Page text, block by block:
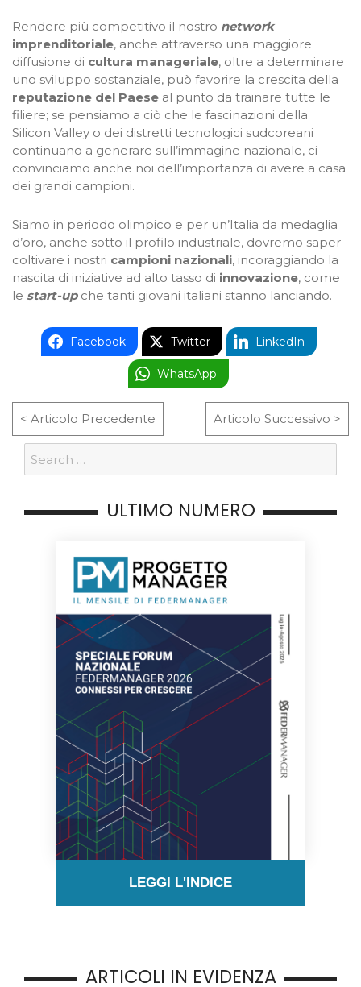
Rendere più competitivo il nostro network
imprenditoriale, anche attraverso una maggiore
diffusione di cultura manageriale, oltre a determinare
uno sviluppo sostanziale, può favorire la crescita della
reputazione del Paese al punto da trainare tutte le
filiere; se pensiamo a ciò che le fascinazioni della
Silicon Valley o dei distretti tecnologici sudcoreani
continuano a generare sull’immagine nazionale, ci
convinciamo anche noi dell’importanza di avere a casa
dei grandi campioni.
Siamo in periodo olimpico e per un’Italia da medaglia
d’oro, anche sotto il profilo industriale, dovremo saper
coltivare i nostri campioni nazionali, incoraggiando la
nascita di iniziative ad alto tasso di innovazione, come
le start-upche tanti giovani italiani stanno lanciando.
Facebook Twitter LinkedIn
WhatsApp
< Articolo Precedente Articolo Successivo >
ULTIMO NUMERO
LEGGI L'INDICE
ARTICOLI IN EVIDENZA